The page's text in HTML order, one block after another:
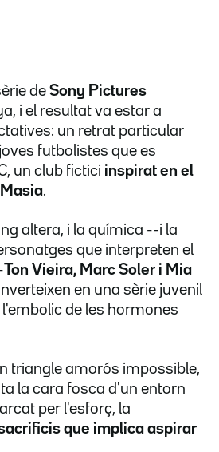
de Sony Pictures
i el resultat va estar a
un retrat particular
futbolistes que es
un club fictici inspirat en el
.
altera, i la química --i la
que interpreten el
Ton Vieira, Marc Soler i Mia
en una sèrie juvenil
de les hormones
triangle amorós impossible,
la cara fosca d'un entorn
per l'esforç, la
que implica aspirar